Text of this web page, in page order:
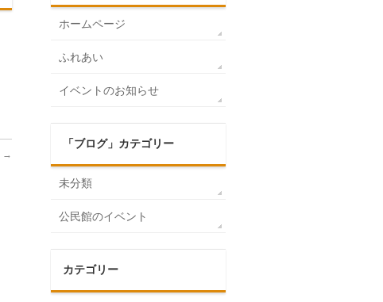
→
ホームページ
ふれあい
イベントのお知らせ
「ブログ」カテゴリー
未分類
公民館のイベント
カテゴリー